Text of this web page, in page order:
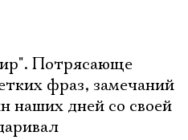
Потрясающе
фраз, замечаний
наших дней со своей